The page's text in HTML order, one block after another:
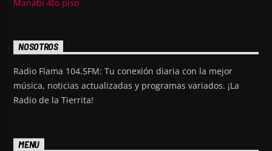
Manabí 4to piso
NOSOTROS
Radio Flama 104.5FM: Tu conexión diaria con la mejor
música, noticias actualizadas y programas variados. ¡La
Radio de la Tierrita!
MENU